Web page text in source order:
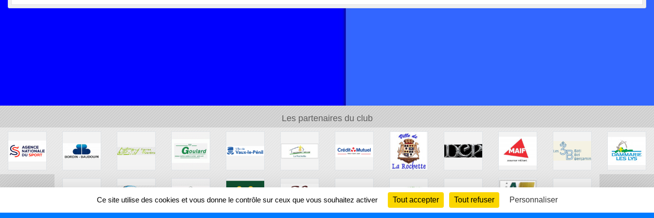
Les partenaires du club
Ce site utilise des cookies et vous donne le contrôle sur ceux que vous souhaitez activer Tout accepter Tout refuser Personnaliser